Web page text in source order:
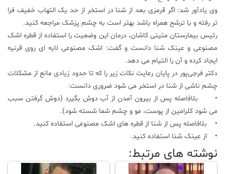
وی یادآور شد: اگر قرمزی بعد از شنا در استخر از حد یک التهاب خفیف فرا
تر رفته و با ترشح همراه باشد بهتر است به چشم پزشک مراجعه کنید.
رئیس بیمارستان متینی کاشان، درمان این وضعیت را استفاده از قطره اشک
مصنوعی و عینک شنا دانست و گفت: اشک مصنوعی لایه ای روی قرنیه
ایجاد کرده و آن را التیام می دهد.
دکتر فرجی‌پور در پایان رعایت نکات زیر را که تا حدود زیادی مانع از مشکلات
چشم ناشی از شنا در استخر می شود ضروری دانست:
• بلافاصله پس از بیرون آمدن از آب دوش بگیرد (دوش گرفتن سبب
می شود کلرامین از پوست، مو و چشم شما شسته شود).
• بلافاصله پس از شنا از قطره های اشک مصنوعی استفاده کنید.
• از عینک شنا استفاده کنید.
نوشته های مرتبط: